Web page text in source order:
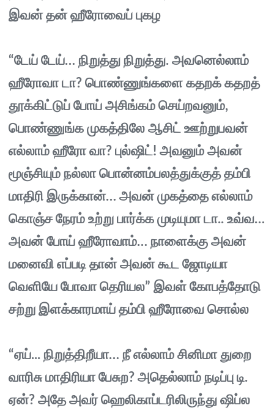
இவன் தன் ஹீரோவைப் புகழ
“டேய் டேய்… நிறுத்து நிறுத்து. அவனெல்லாம்
ஹீரோவா டா? பொண்ணுங்களை கதறக் கதறத்
தூக்கிட்டுப் போய் அசிங்கம் செய்றவனும்,
பொண்ணுங்க முகத்திலே ஆசிட் ஊற்றுபவன்
எல்லாம் ஹீரோ வா? புல்ஷிட்! அவனும் அவன்
மூஞ்சியும் நல்லா பொன்னம்பலத்துக்குத் தம்பி
மாதிரி இருக்கான்… அவன் முகத்தை எல்லாம்
கொஞ்ச நேரம் உற்று பார்க்க முடியுமா டா.. உவ்வ…
அவன் போய் ஹீரோவாம்… நாளைக்கு அவன்
மனைவி எப்படி தான் அவன் கூட ஜோடியா
வெளியே போவா தெரியல” இவள் கோபத்தோடு
சற்று இளக்காரமாய் தம்பி ஹீரோவை சொல்ல
“ஏய்... நிறுத்திறீயா… நீ எல்லாம் சினிமா துறை
வாரிசு மாதிரியா பேசுற? அதெல்லாம் நடிப்பு டி.
ஏன்? அதே அவர் ஹெலிகாப்டரிலிருந்து ஷிப்ல